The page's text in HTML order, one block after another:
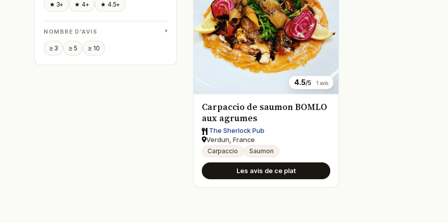
★ 3+ ★ 4+ ★ 4.5+
NOMBRE D'AVIS ˅
≥ 3 ≥ 5 ≥ 10
4.5/5 1 avis
Carpaccio de saumon BOMLO
aux agrumes
The Sherlock Pub
Verdun, France
Carpaccio Saumon
Les avis de ce plat